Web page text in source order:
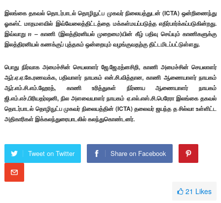
இலங்கை தகவல் தொடர்பாடல் தொழிநுட்ப முகவர் நிலையத்துடன் (ICTA) ஒன்றிணைந்து
ஓகஸ்ட் மாதமளவில் இவ்வேலைத்திட்டத்தை மக்கள்மயப்படுத்த எதிர்பார்க்கப்படுகின்றது.
இவ்வாறு ஈ – காணி (இலத்திரனியல் முறைமை)யின் கீழ் பதிவு செய்யும் காணிகளுக்கு
இலத்திரனியல் கணக்குப் புத்தகம் ஒன்றையும் வழங்குவதற்கு திட்டமிடப்பட்டுள்ளது.
பொது நிர்வாக அமைச்சின் செயலாளர் ஜே.ஜே.ரத்னசிறி, காணி அமைச்சின் செயலாளர்
ஆர்.ஏ.ஏ.கே.ரணவக்க, பதிவாளர் நாயகம் என்.சி.வித்தான, காணி ஆணையாளர் நாயகம்
ஆர்.எம்.சி.எம்.ஹேரத், காணி உரித்துகள் நிர்ணய ஆணையாளர் நாயகம்
ஜி.எம்.எச்.பிரியதர்ஷனி, நில அளவையாளர் நாயகம் ஏ.எல்.எஸ்.சி.பெரேரா இலங்கை தகவல்
தொடர்பாடல் தொழிநுட்ப முகவர் நிலையத்தின் (ICTA) தலைவர் ஜயந்த த சில்வா உள்ளிட்ட
அதிகாரிகள் இக்கலந்துரையாடலில் கலந்துகொண்டனர்.
Tweet on Twitter Share on Facebook
21 Likes